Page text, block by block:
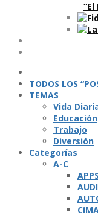
TODOS LOS
TEMAS
Vida
Educación
Trabajo
Diversión
Categorí­as
A-C
APPS